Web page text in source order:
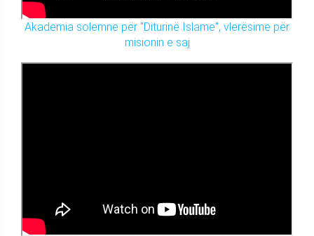
Akademia solemne për "Diturinë Islame", vlerësime për
misionin e saj